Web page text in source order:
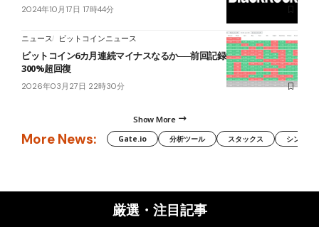
2024年10月17日 17時44分
ニュース ビットコインニュース
ビットコイン6カ月連続マイナスなるか──前回記録後は5カ月で
300%超回復
2026年03月27日 22時30分
Show More
More News: Gate.io 分析ツール スタックス シンボル
厳選・注目記事